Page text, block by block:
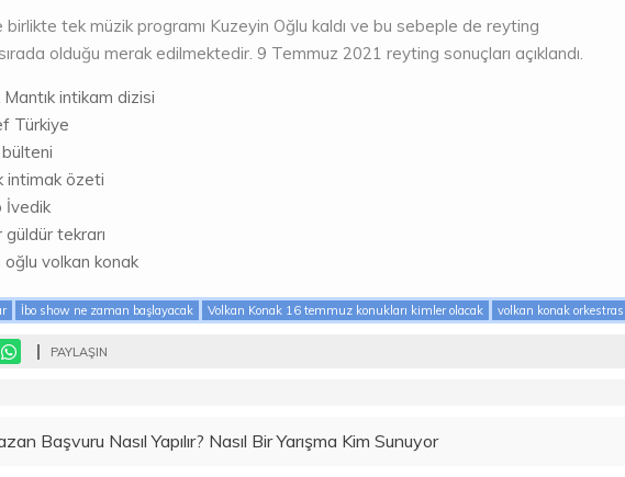
birlikte tek müzik programı Kuzeyin Oğlu kaldı ve bu sebeple de reyting
sırada olduğu merak edilmektedir. 9 Temmuz 2021 reyting sonuçları açıklandı.
intikam dizisi
Türkiye
intimak özeti
İvedik
tekrarı
volkan konak
İbo show ne zaman başlayacak Volkan Konak 16 temmuz konukları kimler olacak volkan konak
PAYLAŞIN
Başvuru Nasıl Yapılır? Nasıl Bir Yarışma Kim Sunuyor